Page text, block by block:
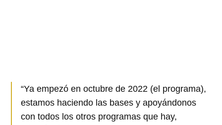
“Ya empezó en octubre de 2022 (el programa),
estamos haciendo las bases y apoyándonos
con todos los otros programas que hay,